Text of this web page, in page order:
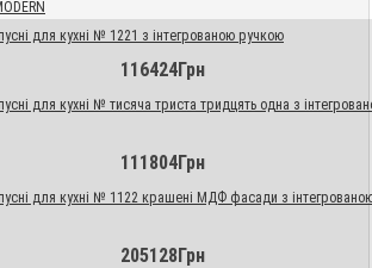
для кухні № 1221 з інтегрованою ручкою
116424Грн
для кухні № тисяча триста тридцять одна з
111804Грн
для кухні № 1122 крашені МДФ фасади з
205128Грн